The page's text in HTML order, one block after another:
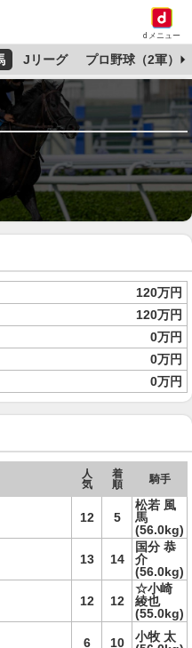
dメニュー
Jリーグ プロ野球（2軍）
120万円
120万円
0万円
0万円
0万円
人
気
着
順
騎手
12 5
松若 風
馬
(56.0kg)
13 14
国分 恭
介
(56.0kg)
12 12
☆小崎
綾也
(55.0kg)
6 10
小牧 太